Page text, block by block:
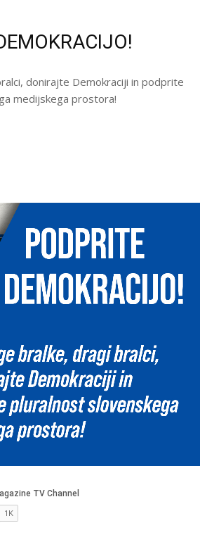
donirajte Demokraciji in podprite
medijskega prostora!